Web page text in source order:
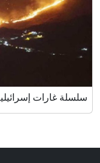
سلسلة غارات